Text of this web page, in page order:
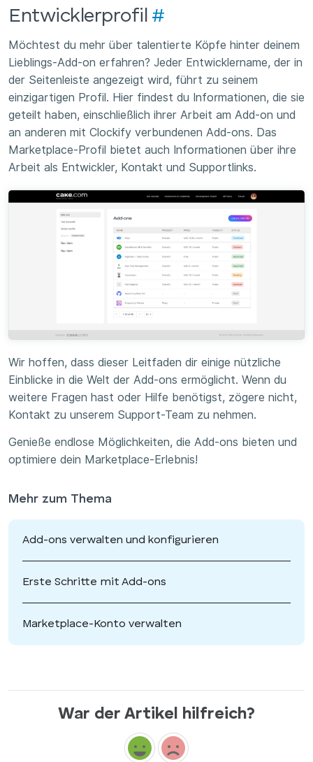
Entwicklerprofil #
Möchtest du mehr über talentierte Köpfe hinter deinem
Lieblings-Add-on erfahren? Jeder Entwicklername, der in
der Seitenleiste angezeigt wird, führt zu seinem
einzigartigen Profil. Hier findest du Informationen, die sie
geteilt haben, einschließlich ihrer Arbeit am Add-on und
an anderen mit Clockify verbundenen Add-ons. Das
Marketplace-Profil bietet auch Informationen über ihre
Arbeit als Entwickler, Kontakt und Supportlinks.
Wir hoffen, dass dieser Leitfaden dir einige nützliche
Einblicke in die Welt der Add-ons ermöglicht. Wenn du
weitere Fragen hast oder Hilfe benötigst, zögere nicht,
Kontakt zu unserem Support-Team zu nehmen.
Genieße endlose Möglichkeiten, die Add-ons bieten und
optimiere dein Marketplace-Erlebnis!
Mehr zum Thema
Add-ons verwalten und konfigurieren
Erste Schritte mit Add-ons
Marketplace-Konto verwalten
War der Artikel hilfreich?